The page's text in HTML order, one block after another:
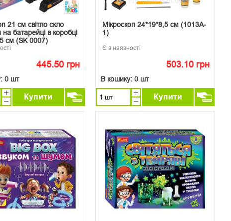
21 см світло скло
на батарейці в коробці
см (SK 0007)
445.50 грн
0 шт
Купити
Мікроскоп 24*19*8,5 см (1013A-
1)
Є в наявності
503.10 грн
В кошику: 0 шт
Купити